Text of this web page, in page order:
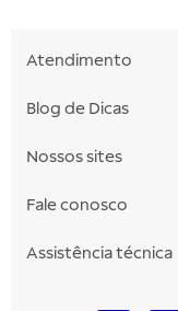
Atendimento
Blog de Dicas
Nossos sites
Fale conosco
Assistência técnica